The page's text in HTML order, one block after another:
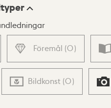
Föremål (0)
Bildkonst (0)